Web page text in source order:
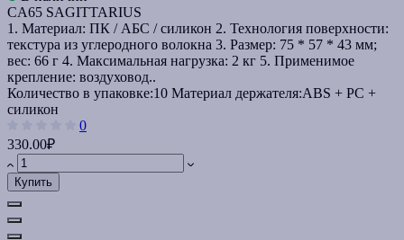
CA65 SAGITTARIUS
1. Материал: ПК / АБС / силикон 2. Технология поверхности:
текстура из углеродного волокна 3. Размер: 75 * 57 * 43 мм;
вес: 66 г 4. Максимальная нагрузка: 2 кг 5. Применимое
крепление: воздуховод..
Количество в упаковке:10 Материал держателя:ABS + PC +
силикон
0
330.00₽
Купить